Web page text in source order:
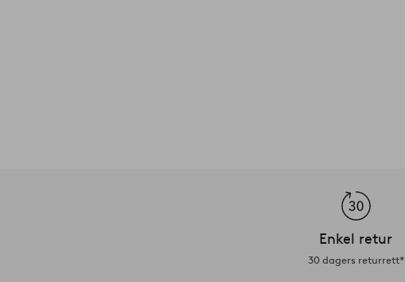
Enkel retur
30 dagers returrett*